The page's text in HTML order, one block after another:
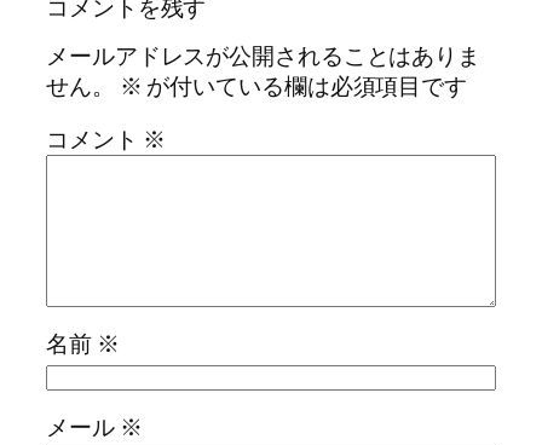
コメントを残す
メールアドレスが公開されることはありま
せん。
※ が付いている欄は必須項目です
コメント ※
名前 ※
メール ※